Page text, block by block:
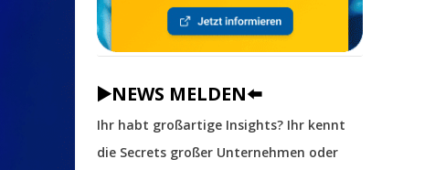
▶️NEWS MELDEN⬅️
Ihr habt großartige Insights? Ihr kennt
die Secrets großer Unternehmen oder